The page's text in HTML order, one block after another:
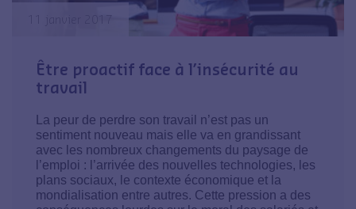
Être proactif face à l’insécurité au
travail
La peur de perdre son travail n’est pas un
sentiment nouveau mais elle va en grandissant
avec les nombreux changements du paysage de
l’emploi : l’arrivée des nouvelles technologies, les
plans sociaux, le contexte économique et la
mondialisation entre autres. Cette pression a des